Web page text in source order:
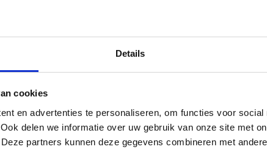
Details
cookies
en advertenties te personaliseren, om functies voor social
delen we informatie over uw gebruik van onze site met
partners kunnen deze gegevens combineren met
biedt bepaaldevoordelen, zoals
u nog geen lid en wilt u ook kosteloos
product?